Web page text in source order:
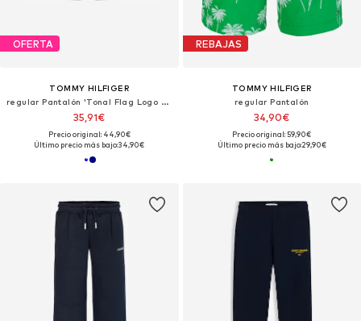
OFERTA
TOMMY HILFIGER
regular Pantalón 'Tonal Flag Logo Sweat'
35,91€
Precio original: 44,90€
Último precio más bajo:34,90€
REBAJAS
TOMMY HILFIGER
regular Pantalón
34,90€
Precio original: 59,90€
Último precio más bajo:29,90€